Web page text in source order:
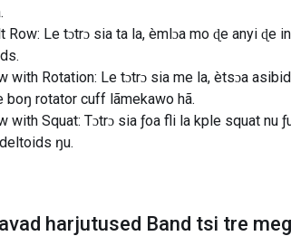
Row: Le tɔtrɔ sia ta la, èmlɔa mo ɖe anyi
with Rotation: Le tɔtrɔ sia me la, ètsɔa
boŋ rotator cuff lãmekawo hã.
with Squat: Tɔtrɔ sia ƒoa fli la kple squat nu
ŋu.
harjutused Band tsi tre